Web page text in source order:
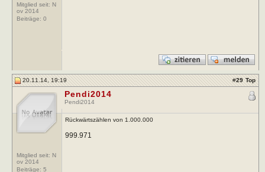
Mitglied seit: N
ov 2014
Beiträge: 0
20.11.14, 19:19 #29 Top
Mitglied seit: N
ov 2014
Beiträge: 5
Pendi2014
Pendi2014
Rückwärtszählen von 1.000.000
999.971